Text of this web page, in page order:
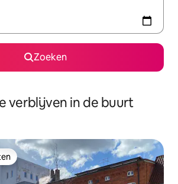
Zoeken
verblijven in de buurt